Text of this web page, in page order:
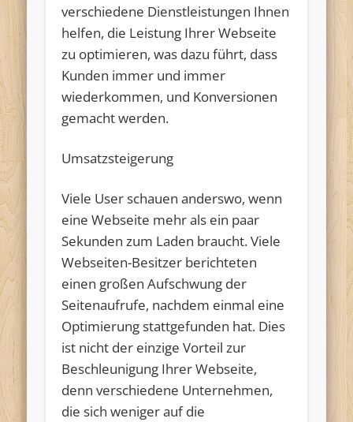
verschiedene Dienstleistungen Ihnen
helfen, die Leistung Ihrer Webseite
zu optimieren, was dazu führt, dass
Kunden immer und immer
wiederkommen, und Konversionen
gemacht werden.
Umsatzsteigerung
Viele User schauen anderswo, wenn
eine Webseite mehr als ein paar
Sekunden zum Laden braucht. Viele
Webseiten-Besitzer berichteten
einen großen Aufschwung der
Seitenaufrufe, nachdem einmal eine
Optimierung stattgefunden hat. Dies
ist nicht der einzige Vorteil zur
Beschleunigung Ihrer Webseite,
denn verschiedene Unternehmen,
die sich weniger auf die